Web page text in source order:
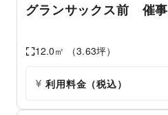
グランサックス前 催
12.0㎡ （3.63坪）
利用料金（税込）